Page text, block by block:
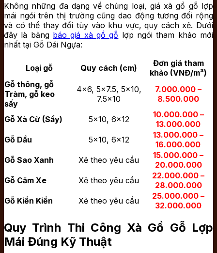
Không những đa dạng về chủng loại, giá xà gồ gỗ lợp
mái ngói trên thị trường cũng dao động tương đối rộng
và có thể thay đổi tùy vào khu vực, quy cách xẻ. Dưới
đây là bảng báo giá xà gồ gỗ lợp ngói tham khảo mới
nhất tại Gỗ Dái Ngựa:
Loại gỗ Quy cách (cm)
Đơn giá tham
khảo (VNĐ/m³)
Gỗ thông, gỗ
Tràm, gỗ keo
sấy
4×6, 5×7.5, 5×10,
7.5×10
7.000.000 –
8.500.000
Gỗ Xà Cừ (Sấy) 5×10, 6×12
10.000.000 –
13.000.000
Gỗ Dầu
5×10, 6×12
13.000.000 –
16.000.000
Gỗ Sao Xanh
Xẻ theo yêu cầu
15.000.000 –
20.000.000
Gỗ Căm Xe
Xẻ theo yêu cầu
22.000.000 –
28.000.000
Gỗ Kiền Kiền
Xẻ theo yêu cầu
25.000.000 –
32.000.000
Quy Trình Thi Công Xà Gồ Gỗ Lợp
Mái Đúng Kỹ Thuật